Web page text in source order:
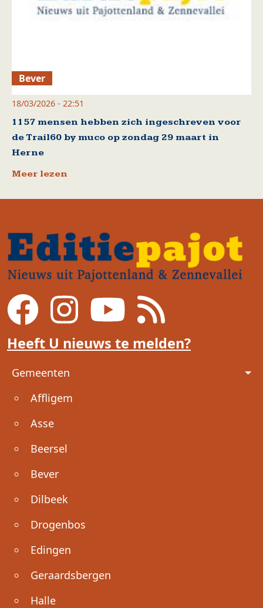
Bever
18/03/2026 - 22:51
1157 mensen hebben zich ingeschreven voor
de Trail60 by muco op zondag 29 maart in
Herne
Meer lezen
Heeft U nieuws te melden?
Voet
Gemeenten
Affligem
Asse
Beersel
Bever
Dilbeek
Drogenbos
Edingen
Geraardsbergen
Halle